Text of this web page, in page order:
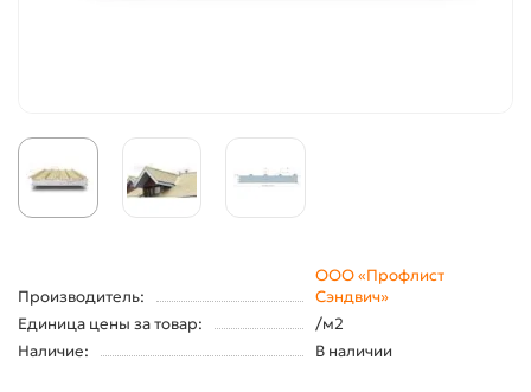
Производитель:
ООО «Профлист
Сэндвич»
Единица цены за товар:
/м2
Наличие:
В наличии